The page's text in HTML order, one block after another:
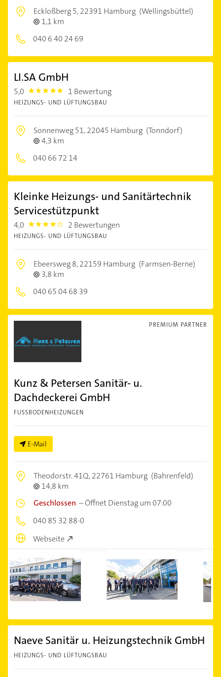
Eckloßberg 5,22391 Hamburg (Wellingsbüttel)
1,1 km
040 6 40 24 69
LI.SA GmbH
5,0 5.0 1 Bewertung
HEIZUNGS- UND LÜFTUNGSBAU
Sonnenweg 51,22045 Hamburg (Tonndorf)
4,3 km
040 66 72 14
Kleinke Heizungs- und Sanitärtechnik
Servicestützpunkt
4,0 4.0 2 Bewertungen
HEIZUNGS- UND LÜFTUNGSBAU
Ebeersweg 8,22159 Hamburg (Farmsen-Berne)
3,8 km
040 65 04 68 39
PREMIUM PARTNER
Kunz & Petersen Sanitär- u.
Dachdeckerei GmbH
FUSSBODENHEIZUNGEN
E-Mail
Theodorstr. 41Q,22761 Hamburg (Bahrenfeld)
14,8 km
Geschlossen –Öffnet Dienstag um 07:00
040 85 32 88-0
Webseite
Naeve Sanitär u. Heizungstechnik GmbH
HEIZUNGS- UND LÜFTUNGSBAU